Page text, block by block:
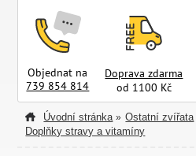
Objednat na
739 854 814
Doprava zdarma
od 1100 Kč
Úvodní stránka » Ostatní zvířata
Doplňky stravy a vitamíny